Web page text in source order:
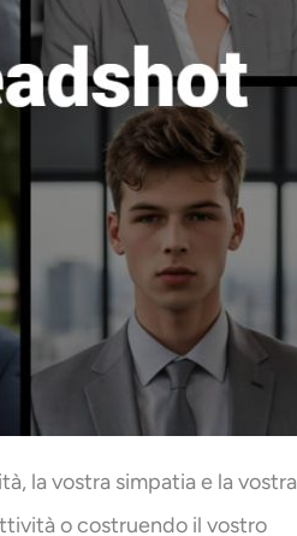
la vostra simpatia e la vostra
o costruendo il vostro